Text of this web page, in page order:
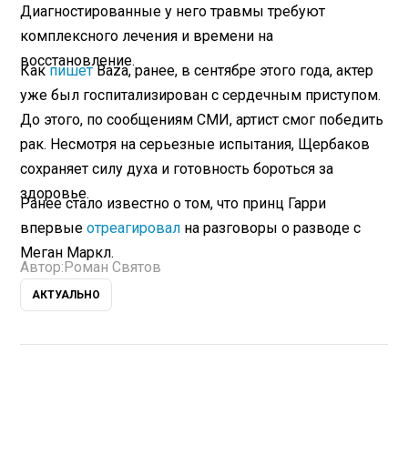
Диагностированные у него травмы требуют
комплексного лечения и времени на
восстановление.
КакпишетBaza, ранее, в сентябре этого года, актер
уже был госпитализирован с сердечным приступом.
До этого, по сообщениям СМИ, артист смог победить
рак. Несмотря на серьезные испытания, Щербаков
сохраняет силу духа и готовность бороться за
здоровье.
Ранее стало известно о том, что принц Гарри
впервыеотреагировал на разговоры о разводе с
Меган Маркл.
Автор: Роман Святов
АКТУАЛЬНО